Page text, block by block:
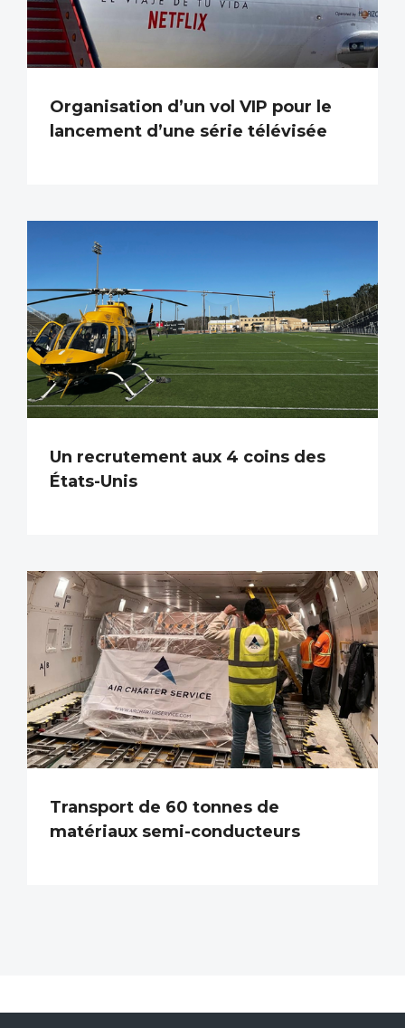
Organisation d’un vol VIP pour le
lancement d’une série télévisée
Un recrutement aux 4 coins des
États-Unis
Transport de 60 tonnes de
matériaux semi-conducteurs